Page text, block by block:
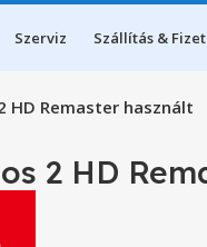
Szerviz Szállítás &
HD Remaster használt
2 HD